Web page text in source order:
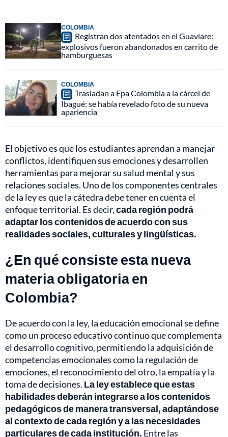
COLOMBIA
Registran dos atentados en el Guaviare:
explosivos fueron abandonados en carrito de
hamburguesas
COLOMBIA
Trasladan a Epa Colombia a la cárcel de
Ibagué: se había revelado foto de su nueva
apariencia
El objetivo es que los estudiantes aprendan a manejar
conflictos, identifiquen sus emociones y desarrollen
herramientas para mejorar su salud mental y sus
relaciones sociales. Uno de los componentes centrales
de la ley es que la cátedra debe tener en cuenta el
enfoque territorial. Es decir,cada región podrá
adaptar los contenidos de acuerdo con sus
realidades sociales, culturales y lingüísticas.
¿En qué consiste esta nueva
materia obligatoria en
Colombia?
De acuerdo con la ley, la educación emocional se define
como un proceso educativo continuo que complementa
el desarrollo cognitivo, permitiendo la adquisición de
competencias emocionales como la regulación de
emociones, el reconocimiento del otro, la empatía y la
toma de decisiones. La ley establece que estas
habilidades deberán integrarse a los contenidos
pedagógicos de manera transversal, adaptándose
al contexto de cada región y a las necesidades
particulares de cada institución. Entre las